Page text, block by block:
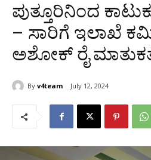
ಪುತ್ತೂರಿನಿಂದ
– ಸಾರಿಗೆ ಇಲಾಖೆ
ಅಶೋಕ್ ರೈ
By v4team July 12, 2024